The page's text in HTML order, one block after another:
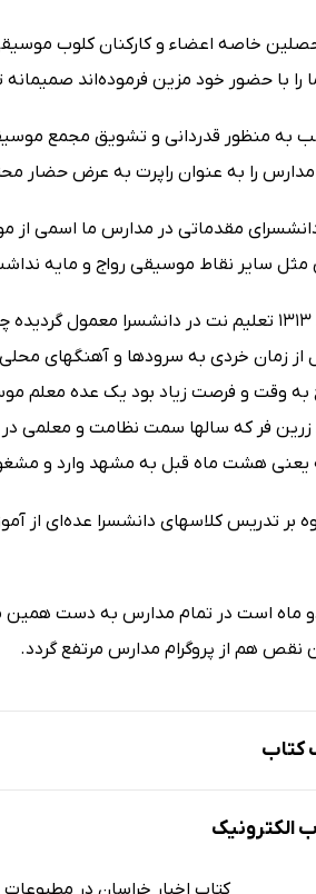
خاصه اعضاء و کارکنان کلوب
با حضور خود مزین فرموده‌اند صمیمانه
منظور قدردانی و تشویق مجمع
را به عنوان راپرت به عرض حضار
مقدماتی در مدارس ما اسمی از
سایر نقاط موسیقی رواج و مایه
از سال تحصیلی 1313 تعلیم نت در دانشسرا
زمان خردی به سرودها و آهنگهای
وقت و فرصت زیاد بود یک عده معلم
زرین فر که سالها سمت نظامت و معلمی
هشت ماه قبل به مشهد وارد و
بر تدریس کلاسهای دانشسرا عده‌ای از
ماه است در تمام مدارس به دست
نقص هم از پروگرام مدارس مرتفع گردد.
کتاب
از شش ماه و نیم وقفه
کتاب اخبار خراسان در